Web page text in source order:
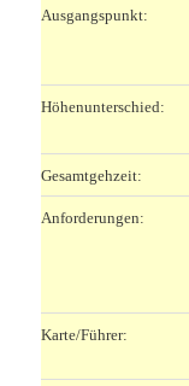
Ausgangspunkt:
Höhenunterschied:
Gesamtgehzeit:
Anforderungen:
Karte/Führer: